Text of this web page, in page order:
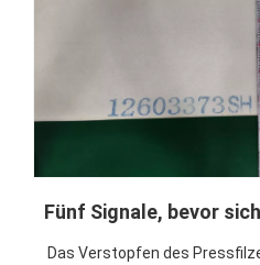
Das Verstopfen des